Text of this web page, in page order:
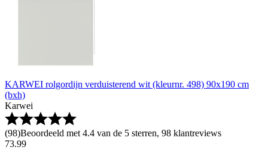
KARWEI rolgordijn verduisterend wit (kleurnr. 498) 90x190 cm
(bxh)
Karwei
(98)Beoordeeld met 4.4 van de 5 sterren, 98 klantreviews
73.99